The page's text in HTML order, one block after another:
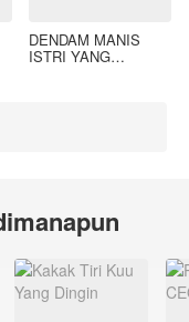
DENDAM MANIS
ISTRI YANG